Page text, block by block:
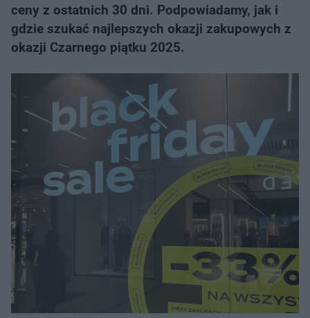
ceny z ostatnich 30 dni. Podpowiadamy, jak i
gdzie szukać najlepszych okazji zakupowych z
okazji Czarnego piątku 2025.